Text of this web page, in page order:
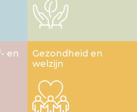
en
Gezondheid en
welzijn